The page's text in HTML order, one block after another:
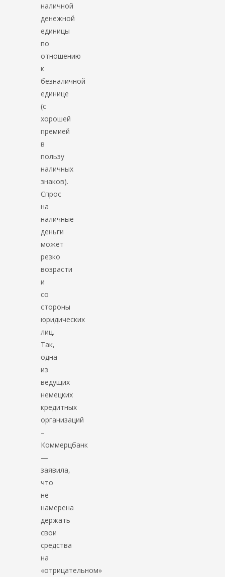
наличной
денежной
единицы
по
отношению
к
безналичной
единице
(с
хорошей
премией
в
пользу
наличных
знаков).
Спрос
на
наличные
деньги
может
резко
возрасти
и
со
стороны
юридических
лиц.
Так,
одна
из
ведущих
немецких
кредитных
организаций
–
Коммерцбанк
—
заявила,
что
не
намерена
держать
свои
средства
на
«отрицательном»